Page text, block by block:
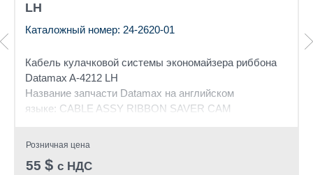
LH
Каталожный номер: 24-2620-01
Кабель кулачковой системы экономайзера риббона
Datamax A-4212 LH
Название запчасти Datamax на английском
языке: CABLE ASSY RIBBON SAVER CAM
Розничная цена
55 $ с НДС